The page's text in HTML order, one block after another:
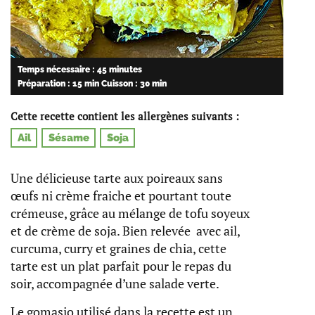
Temps nécessaire : 45 minutes
Préparation : 15 min Cuisson : 30 min
Cette recette contient les allergènes suivants :
Ail Sésame Soja
Une délicieuse tarte aux poireaux sans
œufs ni crème fraiche et pourtant toute
crémeuse, grâce au mélange de tofu soyeux
et de crème de soja. Bien relevée avec ail,
curcuma, curry et graines de chia, cette
tarte est un plat parfait pour le repas du
soir, accompagnée d’une salade verte.